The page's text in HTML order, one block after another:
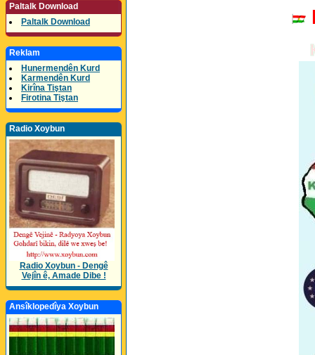
Paltalk Download
Paltalk Download
Reklam
Hunermendên Kurd
Karmendên Kurd
Kirîna Tiştan
Firotina Tiştan
Radio Xoybun
Radio Xoybun - Dengê
Vejîn ê, Amade Dibe !
Ansîklopedîya Xoybun